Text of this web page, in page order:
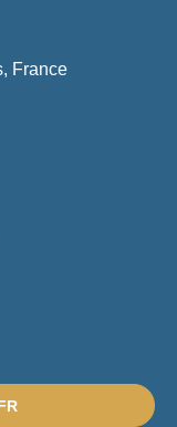
France